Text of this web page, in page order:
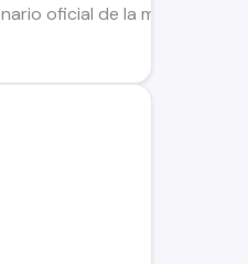
oficial de la marca,